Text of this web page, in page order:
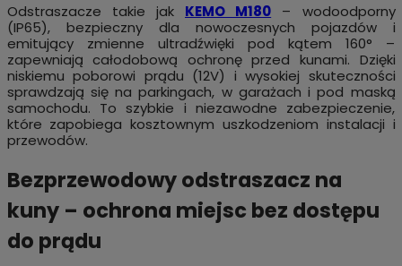
Odstraszacze takie jak KEMO M180 – wodoodporny
(IP65), bezpieczny dla nowoczesnych pojazdów i
emitujący zmienne ultradźwięki pod kątem 160° –
zapewniają całodobową ochronę przed kunami. Dzięki
niskiemu poborowi prądu (12V) i wysokiej skuteczności
sprawdzają się na parkingach, w garażach i pod maską
samochodu. To szybkie i niezawodne zabezpieczenie,
które zapobiega kosztownym uszkodzeniom instalacji i
przewodów.
Bezprzewodowy odstraszacz na
kuny – ochrona miejsc bez dostępu
do prądu